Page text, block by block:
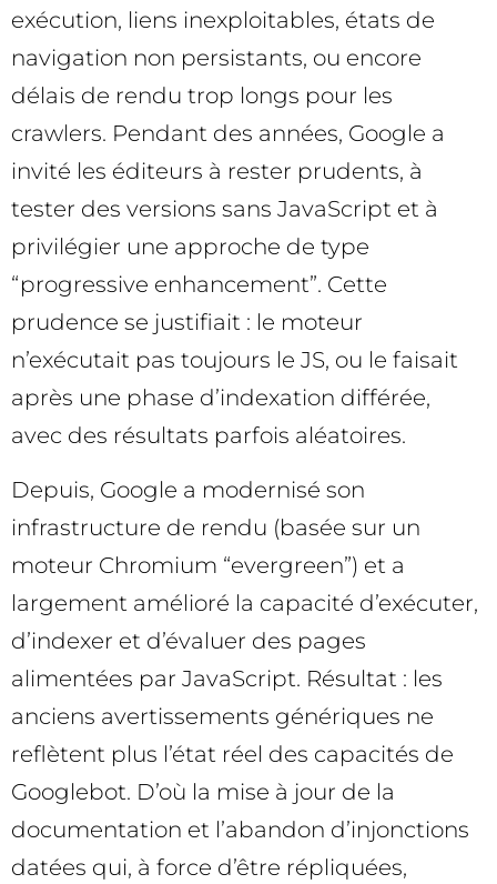
exécution, liens inexploitables, états de
navigation non persistants, ou encore
délais de rendu trop longs pour les
crawlers. Pendant des années, Google a
invité les éditeurs à rester prudents, à
tester des versions sans JavaScript et à
privilégier une approche de type
“progressive enhancement”. Cette
prudence se justifiait : le moteur
n’exécutait pas toujours le JS, ou le faisait
après une phase d’indexation différée,
avec des résultats parfois aléatoires.
Depuis, Google a modernisé son
infrastructure de rendu (basée sur un
moteur Chromium “evergreen”) et a
largement amélioré la capacité d’exécuter,
d’indexer et d’évaluer des pages
alimentées par JavaScript. Résultat : les
anciens avertissements génériques ne
reflètent plus l’état réel des capacités de
Googlebot. D’où la mise à jour de la
documentation et l’abandon d’injonctions
datées qui, à force d’être répliquées,